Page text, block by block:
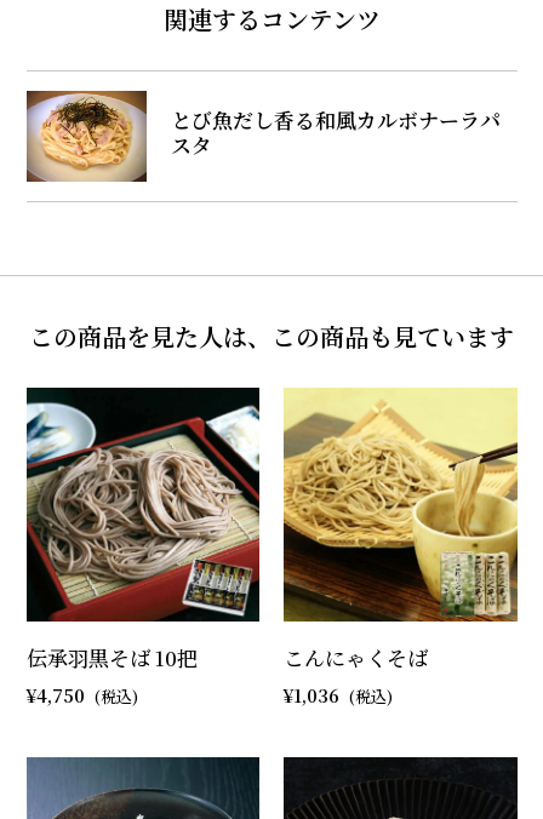
関連するコンテンツ
とび魚だし香る和風カルボナーラパ
スタ
この商品を見た人は、この商品も見ています
伝承羽黒そば 10把
4,750
こんにゃくそば
1,036